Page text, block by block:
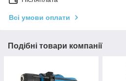
Всі умови оплати
Подібні товари компанії